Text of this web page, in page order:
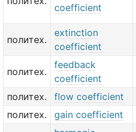
coefficient
политех.
extinction
coefficient
политех.
feedback
coefficient
политех.
flow coefficient
политех.
gain coefficient